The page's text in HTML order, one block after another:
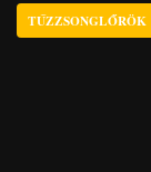
TŰZZSONGLŐRÖK